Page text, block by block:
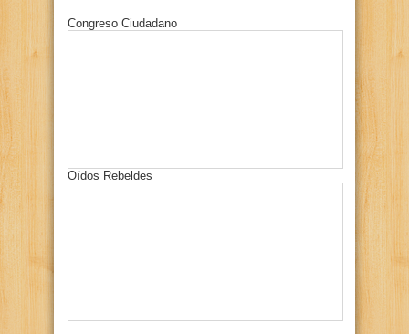
Congreso Ciudadano
Oídos Rebeldes